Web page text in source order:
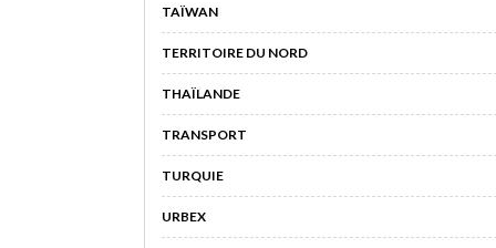
TAÏWAN
TERRITOIRE DU NORD
THAÏLANDE
TRANSPORT
TURQUIE
URBEX